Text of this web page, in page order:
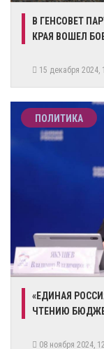
В ГЕНСОВЕТ
КРАЯ ВОШЕЛ
15 декабря 2024,
ПОЛИТИКА
«ЕДИНАЯ
ЧТЕНИЮ
08 ноября 2024,